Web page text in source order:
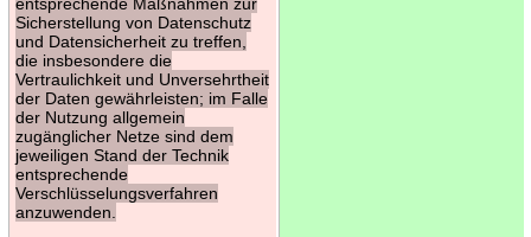
Sicherstellung von Datenschutz
und Datensicherheit zu treffen,
die insbesondere die
Vertraulichkeit und Unversehrtheit
der Daten gewährleisten; im Falle
der Nutzung allgemein
zugänglicher Netze sind dem
jeweiligen Stand der Technik
entsprechende
Verschlüsselungsverfahren
anzuwenden.